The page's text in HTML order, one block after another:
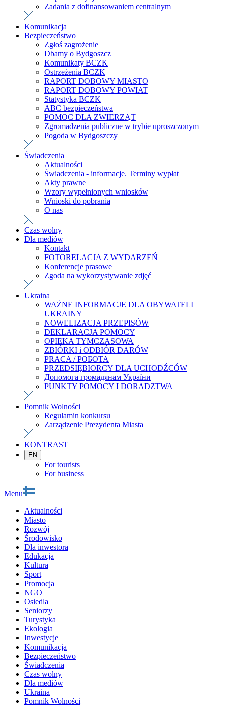
Zadania z dofinansowaniem centralnym
Komunikacja
Bezpieczeństwo
Zgłoś zagrożenie
Dbamy o Bydgoszcz
Komunikaty BCZK
Ostrzeżenia BCZK
RAPORT DOBOWY MIASTO
RAPORT DOBOWY POWIAT
Statystyka BCZK
ABC bezpieczeństwa
POMOC DLA ZWIERZĄT
Zgromadzenia publiczne w trybie uproszczonym
Pogoda w Bydgoszczy
Świadczenia
Aktualności
Świadczenia - informacje. Terminy wypłat
Akty prawne
Wzory wypełnionych wniosków
Wnioski do pobrania
O nas
Czas wolny
Dla mediów
Kontakt
FOTORELACJA Z WYDARZEŃ
Konferencje prasowe
Zgoda na wykorzystywanie zdjęć
Ukraina
WAŻNE INFORMACJE DLA OBYWATELI
UKRAINY
NOWELIZACJA PRZEPISÓW
DEKLARACJA POMOCY
OPIEKA TYMCZASOWA
ZBIÓRKI i ODBIÓR DARÓW
PRACA / РОБОТА
PRZEDSIĘBIORCY DLA UCHODŹCÓW
Допомога громадянам України
PUNKTY POMOCY I DORADZTWA
Pomnik Wolności
Regulamin konkursu
Zarządzenie Prezydenta Miasta
KONTRAST
EN
For tourists
For business
Menu
Aktualności
Miasto
Rozwój
Środowisko
Dla inwestora
Edukacja
Kultura
Sport
Promocja
NGO
Osiedla
Seniorzy
Turystyka
Ekologia
Inwestycje
Komunikacja
Bezpieczeństwo
Świadczenia
Czas wolny
Dla mediów
Ukraina
Pomnik Wolności